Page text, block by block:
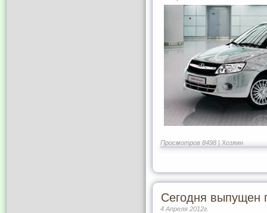
Просмотров 8498 | Хозяин
Сегодня выпущен
4 Апреля 2012г.